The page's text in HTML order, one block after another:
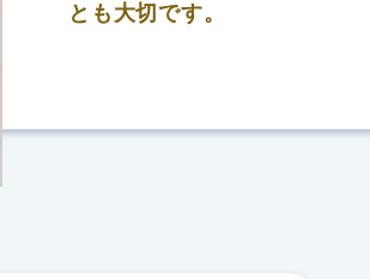
とも大切です。